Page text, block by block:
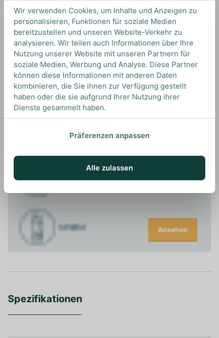
UNSERE EMPFEHLUNGEN
DRINKS MIT TEQUILA CORRALEJO?
UNSERE EMPFEHLUNGEN
Ansehen
Ansehen
Spezifikationen
Wir verwenden Cookies, um Inhalte und Anzeigen zu
personalisieren, Funktionen für soziale Medien
bereitzustellen und unseren Website-Verkehr zu
analysieren. Wir teilen auch Informationen über Ihre
Nutzung unserer Website mit unseren Partnern für
soziale Medien, Werbung und Analyse. Diese Partner
können diese Informationen mit anderen Daten
kombinieren, die Sie ihnen zur Verfügung gestellt
haben oder die sie aufgrund Ihrer Nutzung ihrer
Dienste gesammelt haben.
Präferenzen anpassen
Alle zulassen